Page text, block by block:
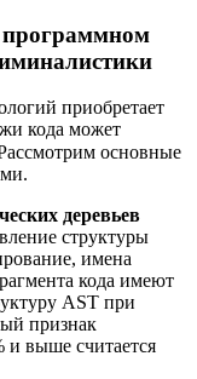
программном
приобретает
кода может
основные
деревьев
структуры
имена
кода имеют
AST при
признак
и выше считается